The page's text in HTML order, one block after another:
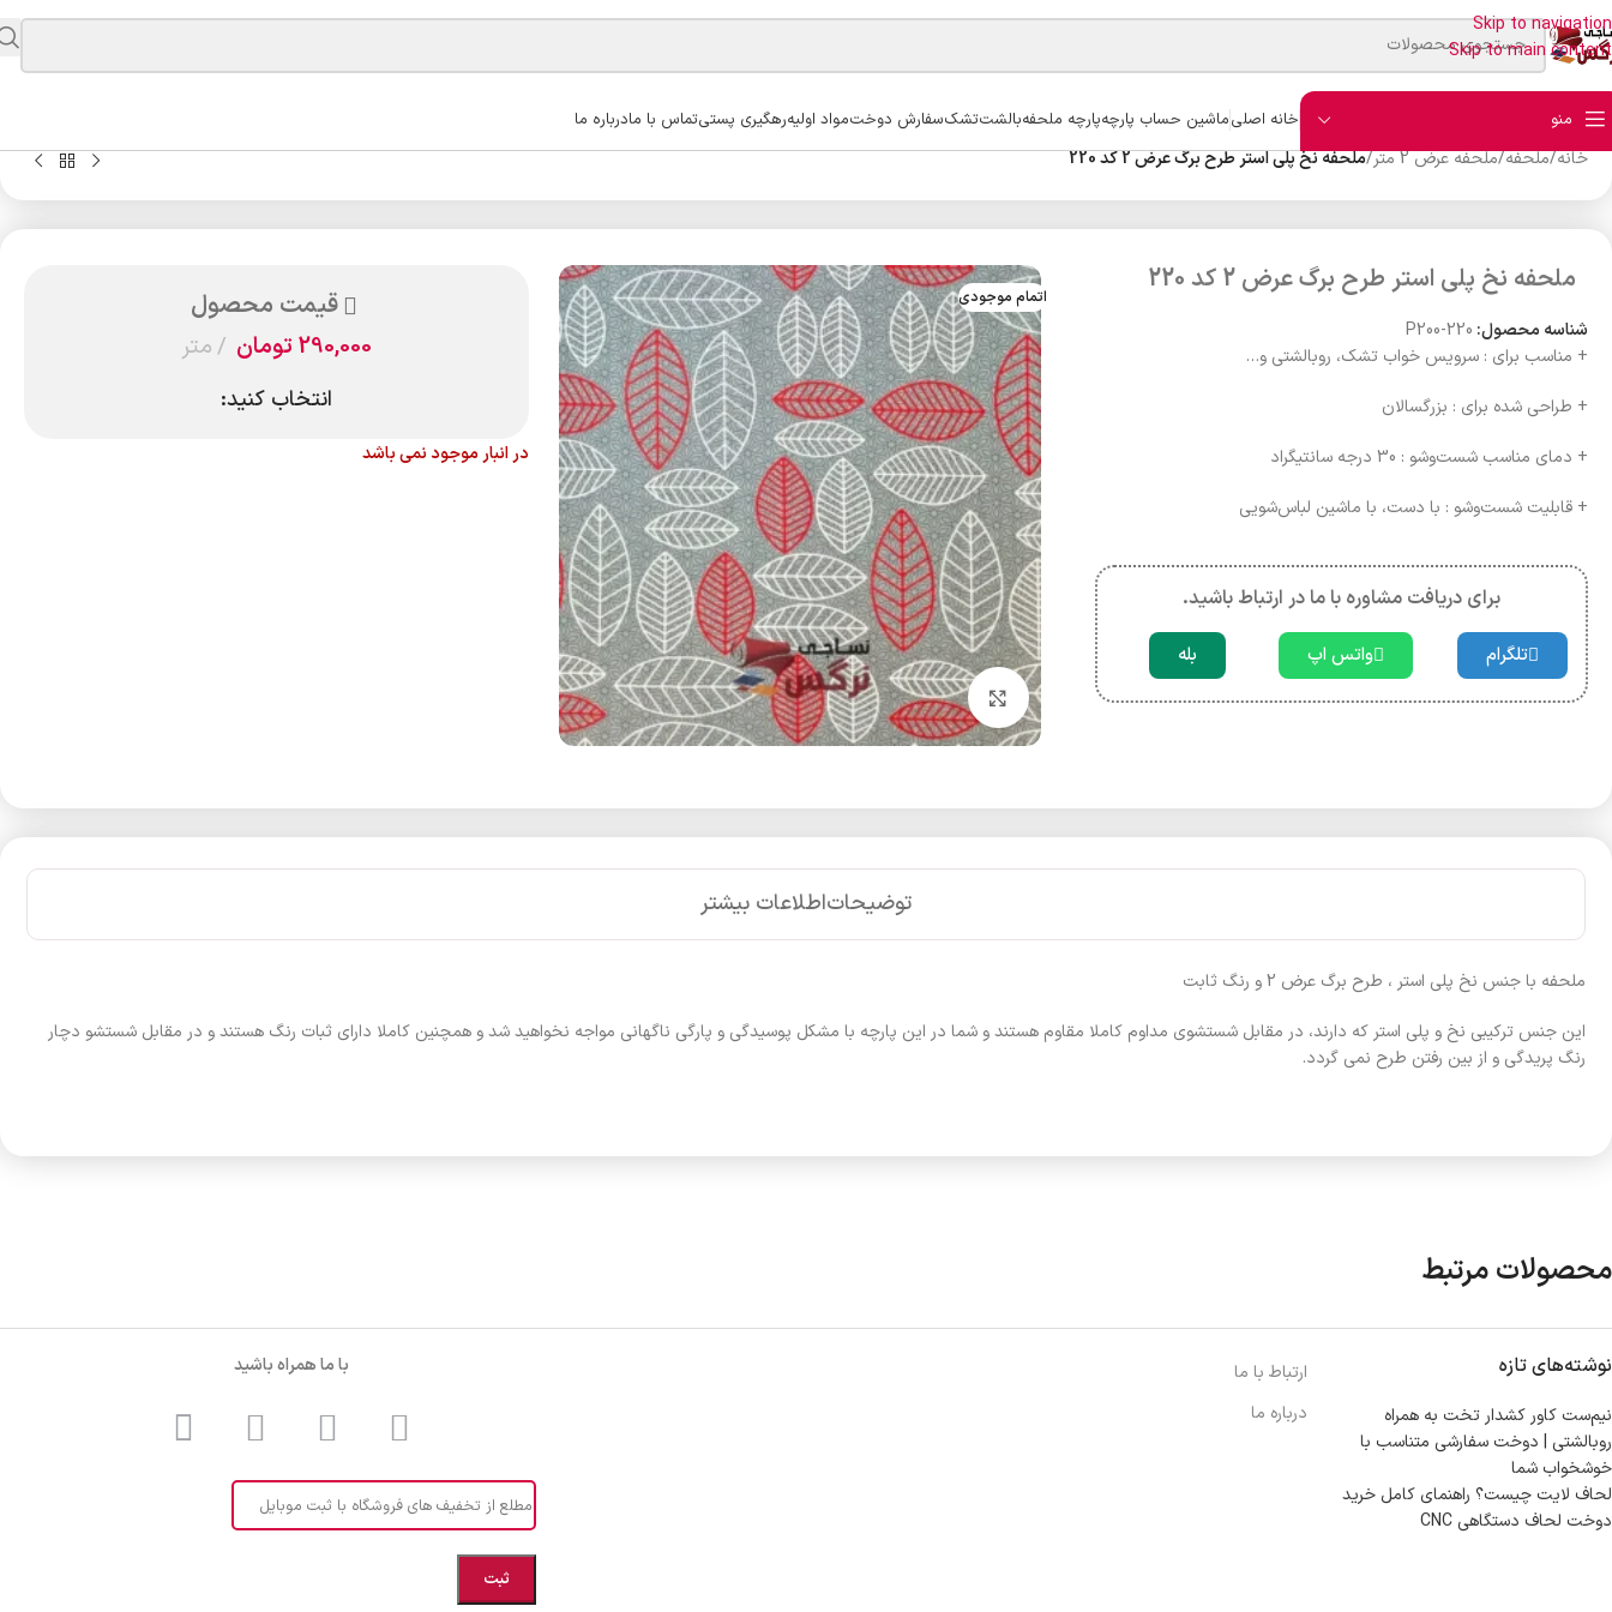
Skip to navigation
Skip to main content
منو خانه اصلیماشین حساب پارچهپارچه ملحفهبالشتتشکسفارش دوختمواد اولیهرهگیری پستیتماس با مادرباره ما
خانه/ملحفه/ملحفه عرض 2 متر /ملحفه نخ پلی استر طرح برگ عرض 2 کد 220
ملحفه نخ پلی استر طرح برگ عرض 2 کد 220
شناسه محصول: P200-220
+ مناسب برای : سرویس خواب تشک، روبالشتی و…
+ طراحی شده برای : بزرگسالان
+ دمای مناسب شست‌وشو : 30 درجه سانتیگراد
+ قابلیت شست‌وشو : با دست، با ماشین لباس‌شویی
برای دریافت مشاوره با ما در ارتباط باشید.
تلگرام واتس اپ بله
اتمام موجودی
بزرگنمایی تصویر
قیمت محصول
290,000تومان متر
انتخاب کنید:
در انبار موجود نمی باشد
توضیحاتاطلاعات بیشتر
ملحفه با جنس نخ پلی استر ، طرح برگ عرض 2 و رنگ ثابت
این جنس ترکیبی نخ و پلی استر که دارند، در مقابل شستشوی مداوم کاملا مقاوم هستند و شما در این پارچه با مشکل پوسیدگی و پارگی ناگهانی مواجه نخواهید شد و همچنین کاملا دارای ثبات رنگ هستند و در مقابل شستشو دچار
رنگ پریدگی و از بین رفتن طرح نمی گردد.
محصولات مرتبط
نوشته‌های تازه
نیم‌ست کاور کشدار تخت به همراه
روبالشتی | دوخت سفارشی متناسب با
خوشخواب شما
لحاف لایت چیست؟ راهنمای کامل خرید
دوخت لحاف دستگاهی CNC
ارتباط با ما
درباره ما
با ما همراه باشید
مطلع از تخفیف های فروشگاه با ثبت موبایل